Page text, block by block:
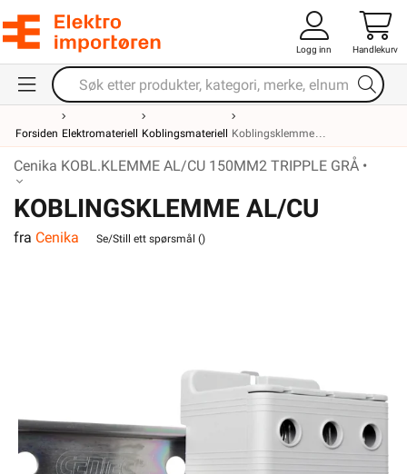
Logg inn Handlekurv
Forsiden Elektromateriell Koblingsmateriell Koblingsklemme
Cenika KOBL.KLEMME AL/CU 150MM2 TRIPPLE GRÅ •
KOBLINGSKLEMME AL/CU
150MM2 TRIPPLE GRÅ
fra Cenika Se/Still ett spørsmål ()